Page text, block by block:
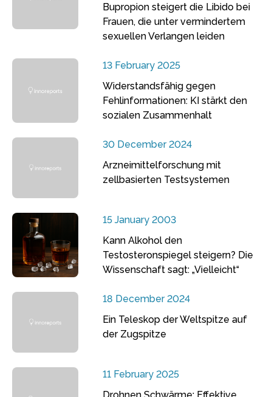
Bupropion steigert die Libido bei
Frauen, die unter vermindertem
sexuellen Verlangen leiden
13 February 2025
Widerstandsfähig gegen
Fehlinformationen: KI stärkt den
sozialen Zusammenhalt
30 December 2024
Arzneimittelforschung mit
zellbasierten Testsystemen
15 January 2003
Kann Alkohol den
Testosteronspiegel steigern? Die
Wissenschaft sagt: „Vielleicht“
18 December 2024
Ein Teleskop der Weltspitze auf
der Zugspitze
11 February 2025
Drohnen Schwärme: Effektive